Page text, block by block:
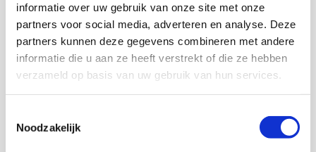
informatie over uw gebruik van onze site met onze
partners voor social media, adverteren en analyse. Deze
partners kunnen deze gegevens combineren met andere
informatie die u aan ze heeft verstrekt of die ze hebben
verzameld op basis van uw gebruik van hun services.
Noodzakelijk
De brancherapporten zijn te bestellen via de
Patiëntenfederatie Nederland